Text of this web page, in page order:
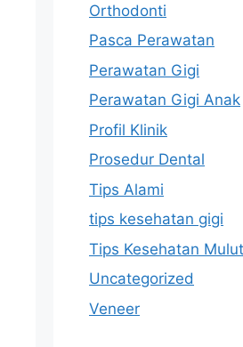
Orthodonti
Pasca Perawatan
Perawatan Gigi
Perawatan Gigi Anak
Profil Klinik
Prosedur Dental
Tips Alami
tips kesehatan gigi
Tips Kesehatan Mulut
Uncategorized
Veneer